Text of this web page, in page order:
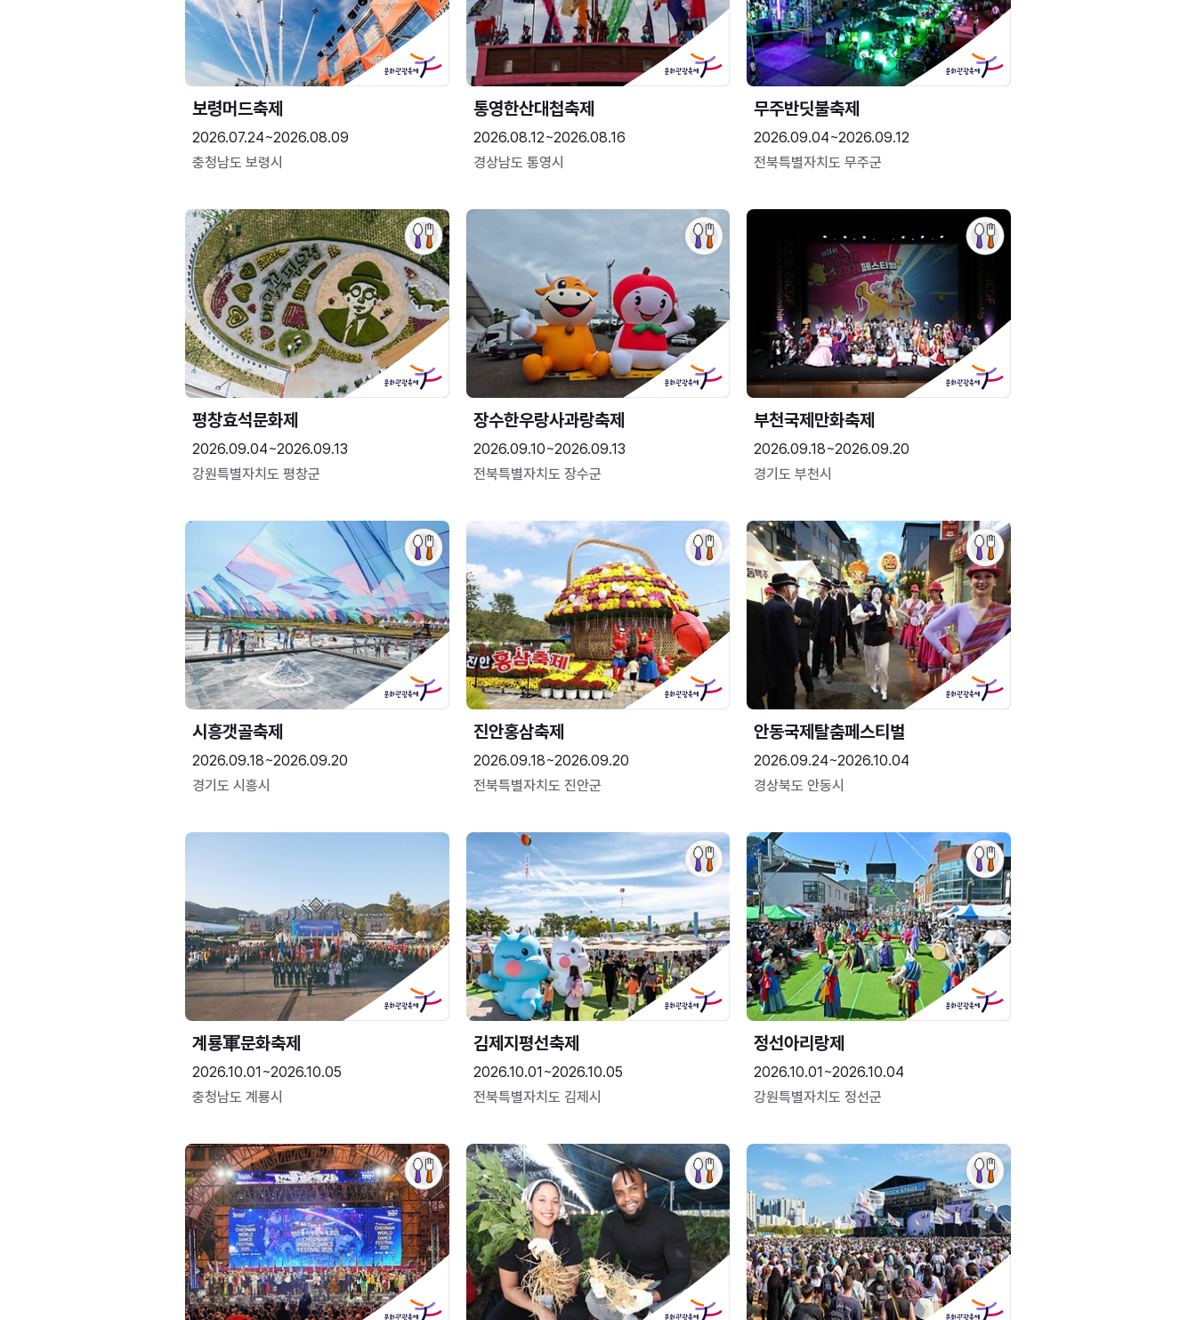
보령머드축제
2026.07.24~2026.08.09
충청남도 보령시
통영한산대첩축제
2026.08.12~2026.08.16
경상남도 통영시
무주반딧불축제
2026.09.04~2026.09.12
전북특별자치도 무주군
평창효석문화제
2026.09.04~2026.09.13
강원특별자치도 평창군
장수한우랑사과랑축제
2026.09.10~2026.09.13
전북특별자치도 장수군
부천국제만화축제
2026.09.18~2026.09.20
경기도 부천시
시흥갯골축제
2026.09.18~2026.09.20
경기도 시흥시
진안홍삼축제
2026.09.18~2026.09.20
전북특별자치도 진안군
안동국제탈춤페스티벌
2026.09.24~2026.10.04
경상북도 안동시
2026.10.01~2026.10.05
충청남도 계룡시
김제지평선축제
2026.10.01~2026.10.05
전북특별자치도 김제시
정선아리랑제
2026.10.01~2026.10.04
강원특별자치도 정선군